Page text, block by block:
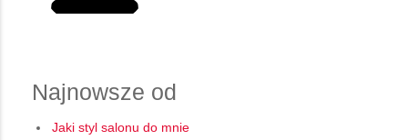
Najnowsze od
Jaki styl salonu do mnie